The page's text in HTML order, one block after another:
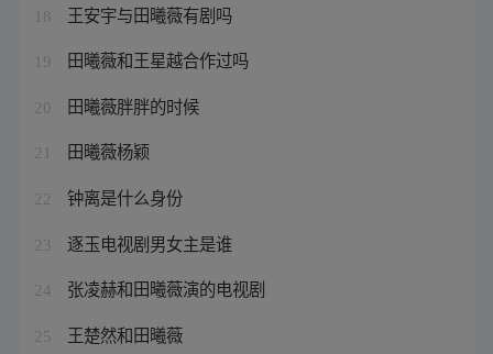
18 王安宇与田曦薇有剧吗
19 田曦薇和王星越合作过吗
20 田曦薇胖胖的时候
21 田曦薇杨颖
22 钟离是什么身份
23 逐玉电视剧男女主是谁
24 张凌赫和田曦薇演的电视剧
25 王楚然和田曦薇